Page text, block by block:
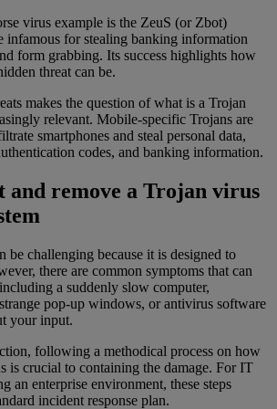
virus example is the ZeuS (or Zbot)
infamous for stealing banking information
form grabbing. Its success highlights how
threat can be.
makes the question of what is a Trojan
relevant. Mobile-specific Trojans are
smartphones and steal personal data,
codes, and banking information.
and remove a Trojan virus
be challenging because it is designed to
there are common symptoms that can
a suddenly slow computer,
pop-up windows, or antivirus software
your input.
following a methodical process on how
is crucial to containing the damage. For IT
an enterprise environment, these steps
incident response plan.